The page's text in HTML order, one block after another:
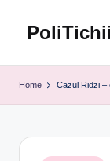
Home Cazul Ridzi –